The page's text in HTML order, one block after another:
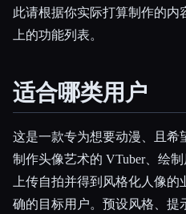
此请根据你实际打算制作的
上的功能列表。
适合哪类用户
这是一款专为想要动漫、且希
制作头像艺术的 VTuber、绘
上传自拍并得到风格化人像
确的目标用户。预设风格、提